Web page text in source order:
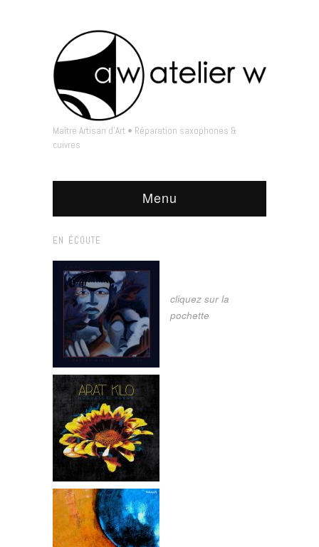
Maître Artisan d'Art • Réparation saxophones &
cuivres
Menu
EN ÉCOUTE
cliquez sur la
pochette